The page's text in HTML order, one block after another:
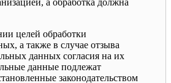
а обработка должна
целей обработки
а также в случае отзыва
данных согласия на их
данные подлежат
законодательством